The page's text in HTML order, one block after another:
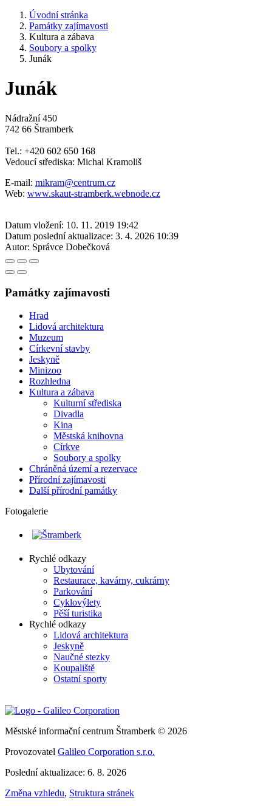
Úvodní stránka
Památky zajímavosti
Kultura a zábava
Soubory a spolky
Junák
Junák
Nádražní 450
742 66 Štramberk
Tel.: +420 602 650 168
Vedoucí střediska: Michal Kramoliš
E-mail: mikram@centrum.cz
Web: www.skaut-stramberk.webnode.cz
Datum vložení: 10. 11. 2019 19:42
Datum poslední aktualizace: 3. 4. 2026 10:39
Autor: Správce Dobečková
Památky zajímavosti
Hrad
Lidová architektura
Muzeum
Církevní stavby
Jeskyně
Minizoo
Rozhledna
Kultura a zábava
Kulturní střediska
Divadla
Kina
Městská knihovna
Církve
Soubory a spolky
Chráněná území a rezervace
Přírodní zajímavosti
Další přírodní památky
Fotogalerie
Rychlé odkazy
Ubytování
Restaurace, kavárny, cukrárny
Parkování
Cyklovýlety
Pěší turistika
Rychlé odkazy
Lidová architektura
Jeskyně
Naučné stezky
Koupaliště
Ostatní sporty
Městské informační centrum Štramberk © 2026
Provozovatel Galileo Corporation s.r.o.
Poslední aktualizace: 6. 8. 2026
Změna vzhledu, Struktura stránek